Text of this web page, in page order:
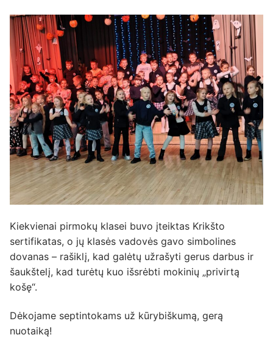
Kiekvienai pirmokų klasei buvo įteiktas Krikšto
sertifikatas, o jų klasės vadovės gavo simbolines
dovanas – rašiklį, kad galėtų užrašyti gerus darbus ir
šaukštelį, kad turėtų kuo išsrėbti mokinių „privirtą
košę“.
Dėkojame septintokams už kūrybiškumą, gerą
nuotaiką!